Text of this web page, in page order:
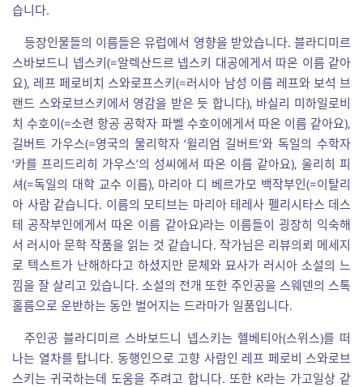
습니다.
등장인물들의 이름들은 유럽에서 영향을 받았습니다. 블라디미르
스바보드니 넵스키(=알렉산드르 넵스키 대공에게서 따온 이름 같아
요), 레프 페로비치 스와로프스키(=러시아 남성 이름 레프와 보석 브
랜드 스와로브스키에서 영감을 받은 듯 합니다), 바실리 미하일로비
치 수호이(=소련 항공 공학자 파벨 수호이에게서 따온 이름 같아요),
길버트 가우스(=영국의 물리학자 ‘윌리엄 길버트’와 독일의 수학자
‘카를 프리드리히 가우스’의 성씨에서 따온 이름 같아요), 울리히 피
셔(=독일의 대학 교수 이름), 마리아 디 베르가모 백작부인(=이탈리
아 사람 같습니다. 이름의 모티브는 마리아 테레사 펠리시타스 데스
테 공작부인에게서 따온 이름 같아요)라는 이름들이 굉장히 익숙해
서 러시아 문학 작품을 읽는 것 같습니다. 작가님은 리뷰의뢰 메세지
로 텍스트가 난해하다고 하셨지만 문체와 묘사가 러시아 소설의 느
낌을 잘 살리고 있습니다. 소설의 전개 또한 주인공을 스웨덴의 스톡
홀름으로 운반하는 동안 벌어지는 드라마가 일품입니다.
주인공 블라디미르 스바보드니 넵스키는 헬베티아(스위스)를 떠
나는 열차를 탑니다. 동행인으로 고향 사람인 레프 페로비 스와로브
스키는 귀국하는데 도움을 주려고 합니다. 또한 K라는 가고일상 같